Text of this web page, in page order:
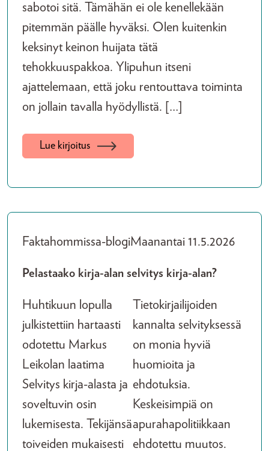
sabotoi sitä. Tämähän ei ole kenellekään
pitemmän päälle hyväksi. Olen kuitenkin
keksinyt keinon huijata tätä
tehokkuuspakkoa. Ylipuhun itseni
ajattelemaan, että joku rentouttava toiminta
on jollain tavalla hyödyllistä. […]
Lue kirjoitus
Faktahommissa-blogiMaanantai 11.5.2026
Pelastaako kirja-alan selvitys kirja-alan?
Huhtikuun lopulla
julkistettiin hartaasti
odotettu Markus
Leikolan laatima
Selvitys kirja-alasta ja
soveltuvin osin
lukemisesta. Tekijänsä
toiveiden mukaisesti
Tietokirjailijoiden
kannalta selvityksessä
on monia hyviä
huomioita ja
ehdotuksia.
Keskeisimpiä on
apurahapolitiikkaan
ehdotettu muutos.